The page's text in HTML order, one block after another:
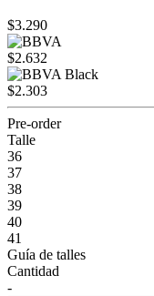
$3.290
$2.632
$2.303
Pre-order
Talle
36
37
38
39
40
41
Guía de talles
Cantidad
-